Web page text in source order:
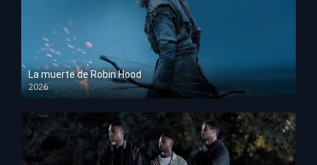
La muerte de Robin Hood
2026
HD 1080p